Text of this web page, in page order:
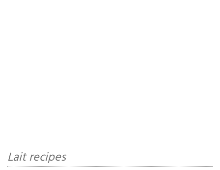
Lait recipes